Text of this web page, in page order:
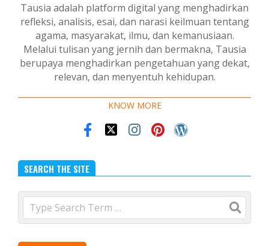
Tausia adalah platform digital yang menghadirkan
refleksi, analisis, esai, dan narasi keilmuan tentang
agama, masyarakat, ilmu, dan kemanusiaan.
Melalui tulisan yang jernih dan bermakna, Tausia
berupaya menghadirkan pengetahuan yang dekat,
relevan, dan menyentuh kehidupan.
KNOW MORE
SEARCH THE SITE
Search